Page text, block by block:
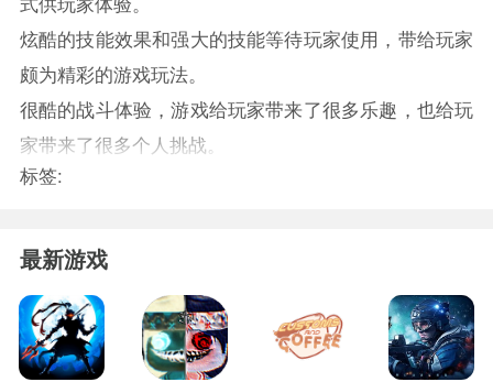
炫酷的技能效果和强大的技能等待玩家使用，带给玩家
颇为精彩的游戏玩法。
很酷的战斗体验，游戏给玩家带来了很多乐趣，也给玩
家带来了很多个人挑战。
标签:
最新游戏